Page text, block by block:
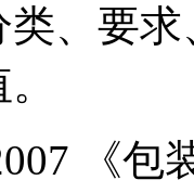
、要
《